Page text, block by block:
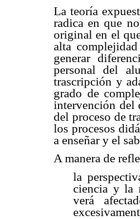
La teoría
radica en que
original en el
alta
generar
personal del
trascripción y
grado de
intervención del
del proceso de
los procesos
a enseñar y el
A manera de
la
ciencia y la
verá